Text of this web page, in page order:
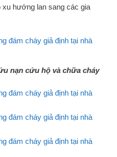
xu hướng lan sang các gia
nạn cứu hộ và chữa cháy